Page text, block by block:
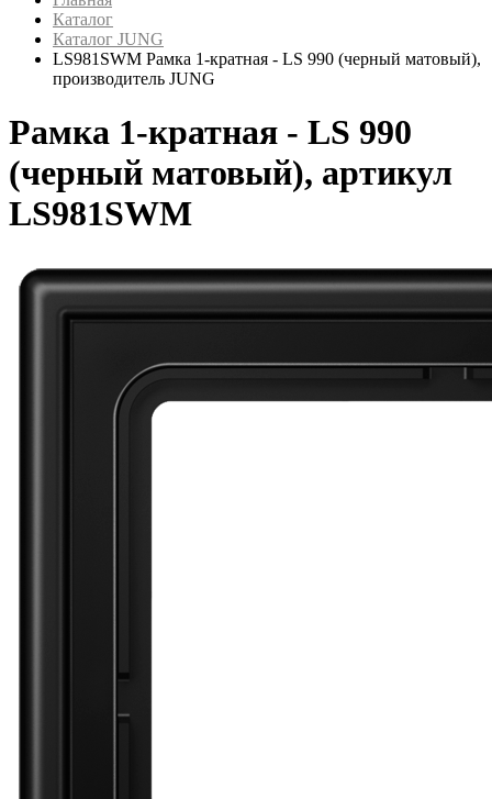
Каталог
Каталог JUNG
LS981SWM Рамка 1-кратная - LS 990 (черный матовый),
производитель JUNG
Рамка 1-кратная - LS 990
(черный матовый), артикул
LS981SWM